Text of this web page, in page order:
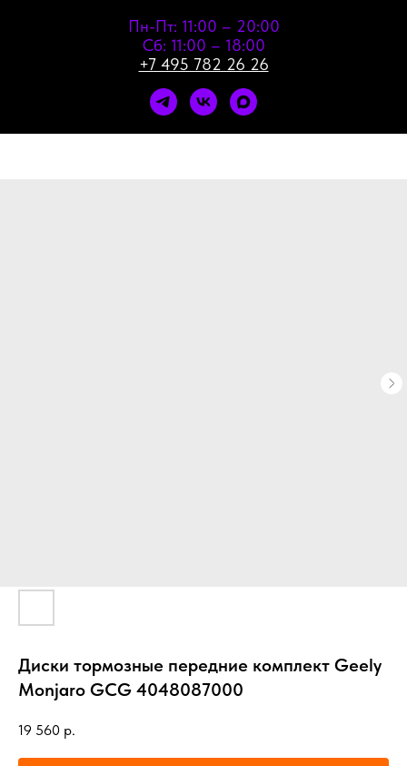
Пн-Пт: 11:00 – 20:00
Сб: 11:00 – 18:00
+7 495 782 26 26
Диски тормозные передние комплект Geely
Monjaro GCG 4048087000
19 560 р.